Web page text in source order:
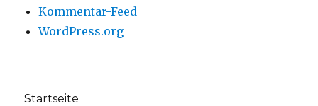
Kommentar-Feed
WordPress.org
Startseite